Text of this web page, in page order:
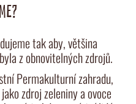
tak aby, většina
z obnovitelných zdrojů.
Permakulturní zahradu,
zdroj zeleniny a ovoce